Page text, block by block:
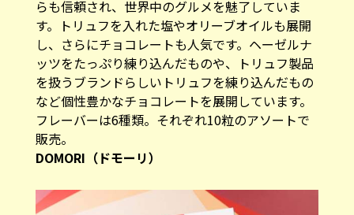
らも信頼され、世界中のグルメを魅了していま
す。トリュフを入れた塩やオリーブオイルも展開
し、さらにチョコレートも人気です。ヘーゼルナ
ッツをたっぷり練り込んだものや、トリュフ製品
を扱うブランドらしいトリュフを練り込んだもの
など個性豊かなチョコレートを展開しています。
フレーバーは6種類。それぞれ10粒のアソートで
販売。 ​
DOMORI（ドモーリ）